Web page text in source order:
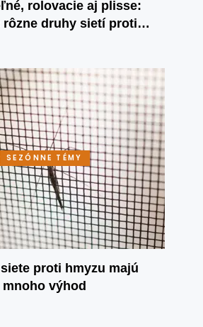
rolovacie aj plisse:
rôzne druhy sietí proti
SEZÓNNE TÉMY
proti hmyzu majú
mnoho výhod